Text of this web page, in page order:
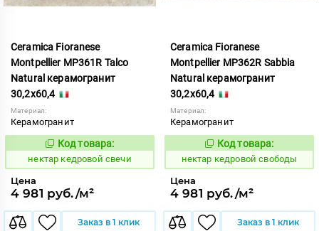
Ceramica Fioranese
Montpellier MP361R Talco
Natural керамогранит
30,2x60,4
Материал:
Керамогранит
1129834
Код товара:
нектар кедровой свечи
Цена
4 981 руб./м²
Заказ в 1 клик
Ceramica Fioranese
Montpellier MP362R Sabbia
Natural керамогранит
30,2x60,4
Материал:
Керамогранит
1129835
Код товара:
нектар кедровой свободы
Цена
4 981 руб./м²
Заказ в 1 клик